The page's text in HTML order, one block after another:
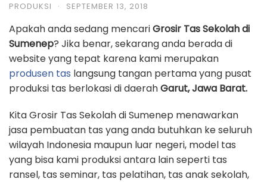
PRODUKSI · SEPTEMBER 13, 2018
Apakah anda sedang mencariGrosir Tas Sekolah di
Sumenep? Jika benar, sekarang anda berada di
website yang tepat karena kami merupakan
produsen tas langsung tangan pertama yang pusat
produksi tas berlokasi di daerahGarut, Jawa Barat.
Kita Grosir Tas Sekolah di Sumenep menawarkan
jasa pembuatan tas yang anda butuhkan ke seluruh
wilayah Indonesia maupun luar negeri, model tas
yang bisa kami produksi antara lain seperti tas
ransel, tas seminar, tas pelatihan, tas anak sekolah,